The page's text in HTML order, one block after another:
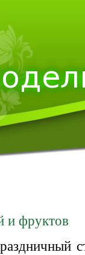
и фруктов